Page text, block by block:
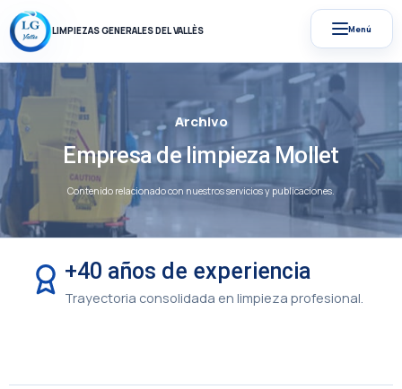
LIMPIEZAS GENERALES DEL VALLÈS Menú
Archivo
Empresa de limpieza Mollet
Contenido relacionado con nuestros servicios y publicaciones.
+40 años de experiencia
Trayectoria consolidada en limpieza profesional.